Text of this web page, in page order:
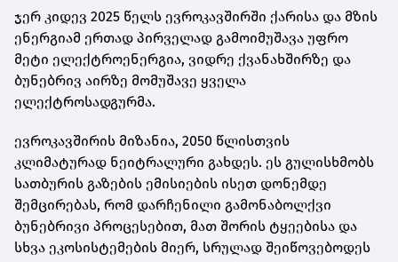
ჯერ კიდევ 2025 წელს ევროკავშირში ქარისა და მზის
ენერგიამ ერთად პირველად გამოიმუშავა უფრო
მეტი ელექტროენერგია, ვიდრე ქვანახშირზე და
ბუნებრივ აირზე მომუშავე ყველა
ელექტროსადგურმა.
ევროკავშირის მიზანია, 2050 წლისთვის
კლიმატურად ნეიტრალური გახდეს. ეს გულისხმობს
სათბურის გაზების ემისიების ისეთ დონემდე
შემცირებას, რომ დარჩენილი გამონაბოლქვი
ბუნებრივი პროცესებით, მათ შორის ტყეებისა და
სხვა ეკოსისტემების მიერ, სრულად შეიწოვებოდეს